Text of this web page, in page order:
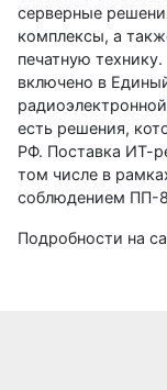
серверные
комплексы, а
печатную
включено в
есть решения,
РФ. Поставка ИТ-
том числе в
соблюдением ПП-
Подробности на